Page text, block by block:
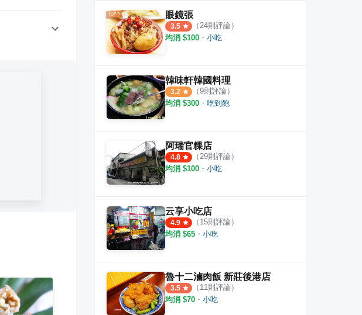
眼鏡張
3.5 （24則評論）
均消 $100 ・ 小吃
韓味軒韓國料理
3.2 （9則評論）
均消 $300 ・ 吃到飽
阿瑞官粿店
4.8 （29則評論）
均消 $100 ・ 小吃
云享小吃店
4.9 （ 15則評論）
均消 $65 ・ 小吃
魯十二滷肉飯 新莊後港店
3.5 （ 11則評論）
均消 $70 ・ 小吃